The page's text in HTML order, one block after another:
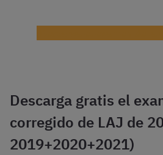
Descarga gratis el
corregido de LAJ de
2019+2020+2021)